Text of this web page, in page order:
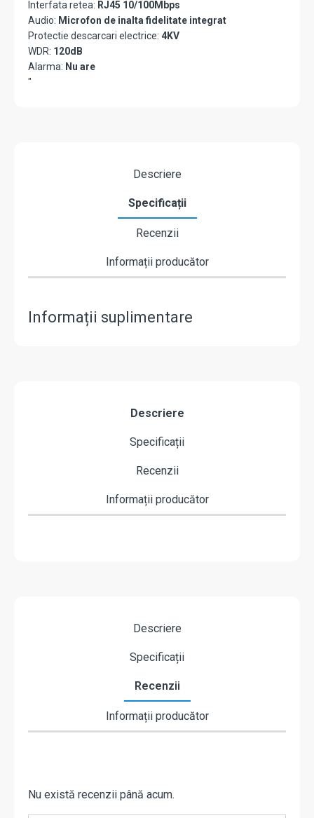
Interfata retea: RJ45 10/100Mbps
Audio: Microfon de inalta fidelitate integrat
Protectie descarcari electrice: 4KV
WDR: 120dB
Alarma: Nu are
"
Descriere
Specificații
Recenzii
Informații producător
Informații suplimentare
Descriere
Specificații
Recenzii
Informații producător
Descriere
Specificații
Recenzii
Informații producător
Nu există recenzii până acum.